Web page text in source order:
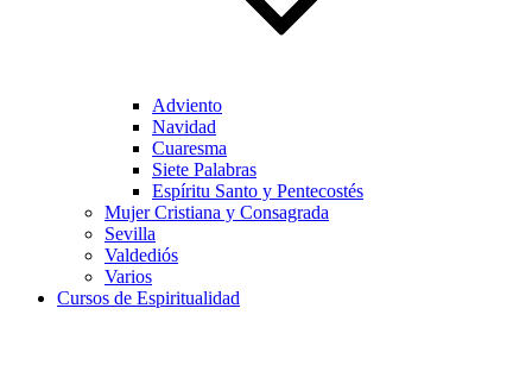
Adviento
Navidad
Cuaresma
Siete Palabras
Espíritu Santo y Pentecostés
Mujer Cristiana y Consagrada
Sevilla
Valdediós
Varios
Cursos de Espiritualidad